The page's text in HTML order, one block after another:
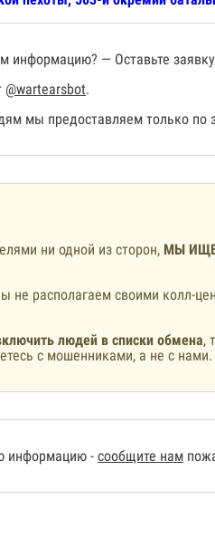
информацию? — Оставьте
@wartearsbot.
мы предоставляем только по
ни одной из сторон, МЫ
не располагаем своими колл-
людей в списки обмена,
с мошенниками, а не с нами.
информацию - сообщите нам